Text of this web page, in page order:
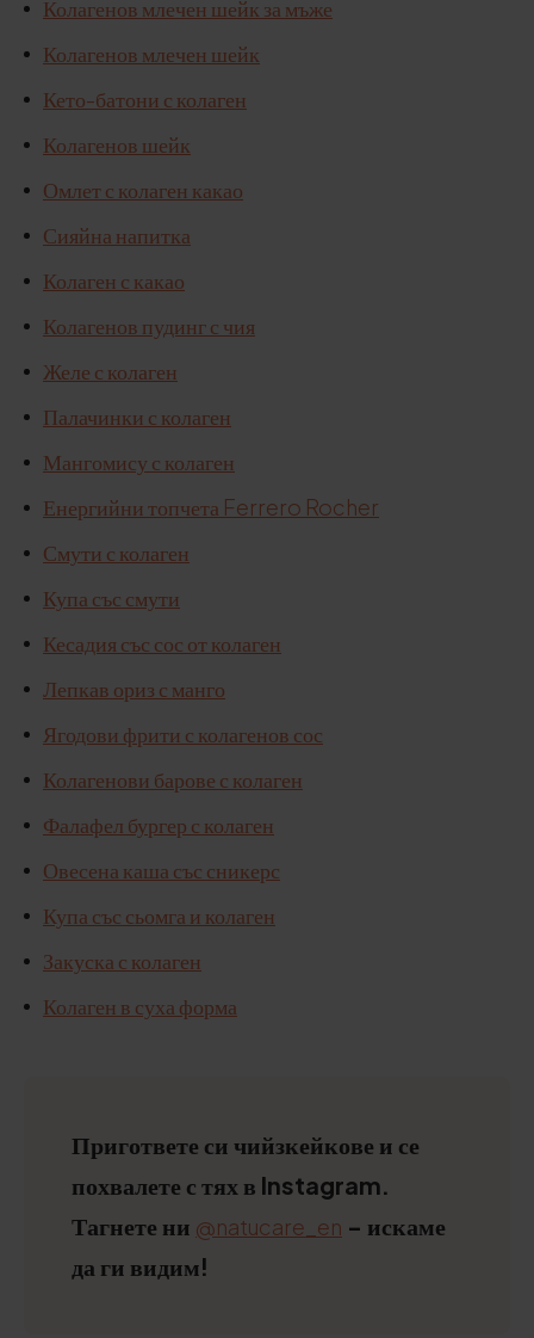
Колагенов млечен шейк за мъже
Колагенов млечен шейк
Кето-батони с колаген
Колагенов шейк
Омлет с колаген какао
Сияйна напитка
Колаген с какао
Колагенов пудинг с чия
Желе с колаген
Палачинки с колаген
Мангомису с колаген
Енергийни топчета Ferrero Rocher
Смути с колаген
Купа със смути
Кесадия със сос от колаген
Лепкав ориз с манго
Ягодови фрити с колагенов сос
Колагенови барове с колаген
Фалафел бургер с колаген
Овесена каша със сникерс
Купа със сьомга и колаген
Закуска с колаген
Колаген в суха форма
Пригответе си чийзкейкове и се
похвалете с тях в Instagram.
Тагнете ни @natucare_en - искаме
да ги видим!